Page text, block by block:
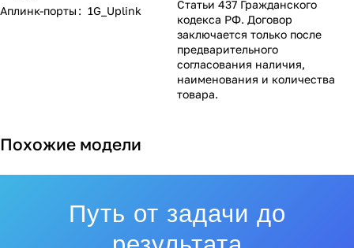
Аплинк-порты: 1G_Uplink
Статьи 437 Гражданского
кодекса РФ. Договор
заключается только после
предварительного
согласования наличия,
наименования и количества
товара.
Похожие модели
Путь от задачи до